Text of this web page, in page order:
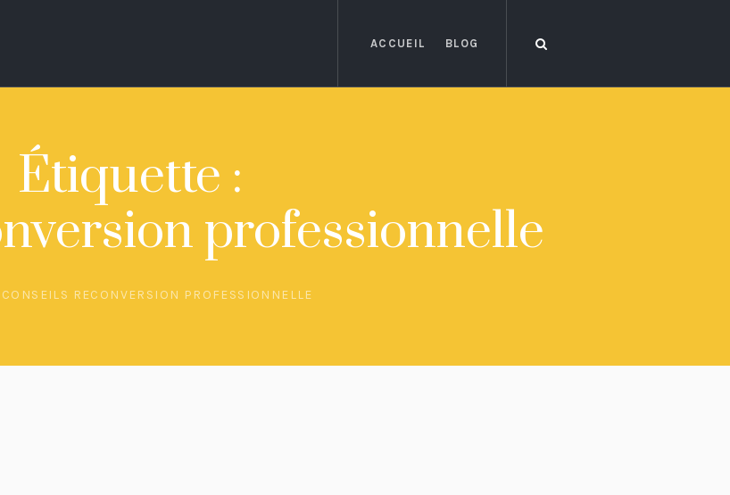
ACCUEIL BLOG
Étiquette :
professionnelle
CONSEILS RECONVERSION PROFESSIONNELLE